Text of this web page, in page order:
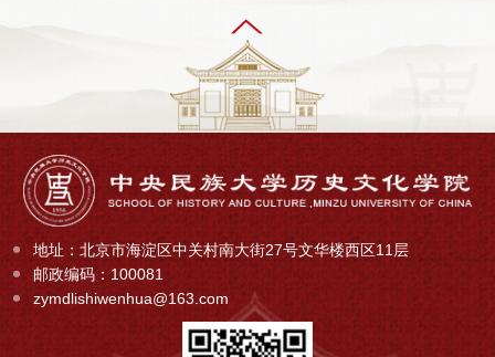
地址：北京市海淀区中关村南大街27号文华楼西区11层
邮政编码：100081
zymdlishiwenhua@163.com